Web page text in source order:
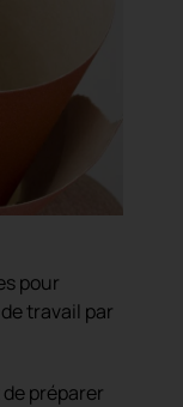
pour
travail par
préparer